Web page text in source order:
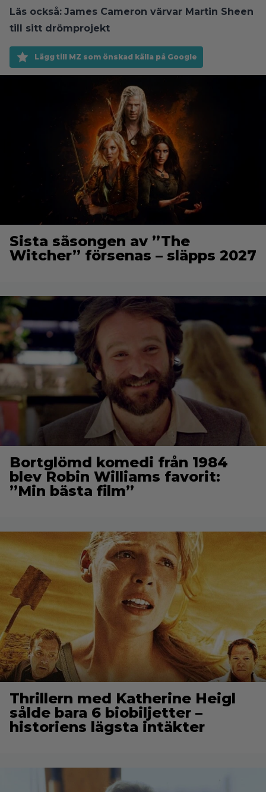
Läs också: James Cameron värvar Martin Sheen
till sitt drömprojekt
Lägg till MZ som önskad källa på Google
Sista säsongen av ”The
Witcher” försenas – släpps 2027
Bortglömd komedi från 1984
blev Robin Williams favorit:
”Min bästa film”
Thrillern med Katherine Heigl
sålde bara 6 biobiljetter –
historiens lägsta intäkter